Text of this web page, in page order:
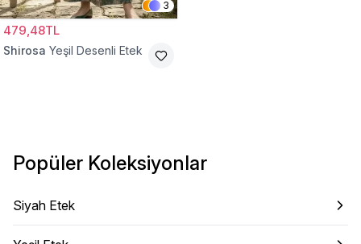
3
479,48TL
Shirosa Yeşil Desenli Etek
Popüler Koleksiyonlar
Siyah Etek